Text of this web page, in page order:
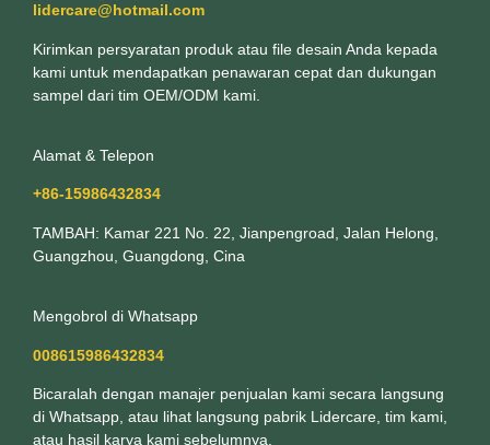
lidercare@hotmail.com
Kirimkan persyaratan produk atau file desain Anda kepada
kami untuk mendapatkan penawaran cepat dan dukungan
sampel dari tim OEM/ODM kami.
Alamat & Telepon
+86-15986432834
TAMBAH: Kamar 221 No. 22, Jianpengroad, Jalan Helong,
Guangzhou, Guangdong, Cina
Mengobrol di Whatsapp
008615986432834
Bicaralah dengan manajer penjualan kami secara langsung
di Whatsapp, atau lihat langsung pabrik Lidercare, tim kami,
atau hasil karya kami sebelumnya.